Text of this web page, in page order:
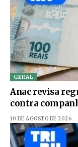
GERAL
Anac revisa
contra
10 DE AGOSTO DE 2026